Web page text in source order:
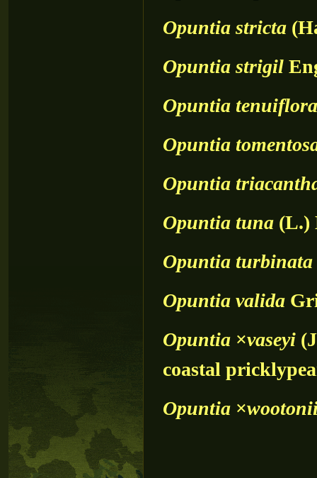
Opuntia stricta
Opuntia strigil
Opuntia tenuiflora
Opuntia
Opuntia
Opuntia tuna (L.)
Opuntia turbinata
Opuntia valida
Opuntia ×vaseyi
coastal
Opuntia ×